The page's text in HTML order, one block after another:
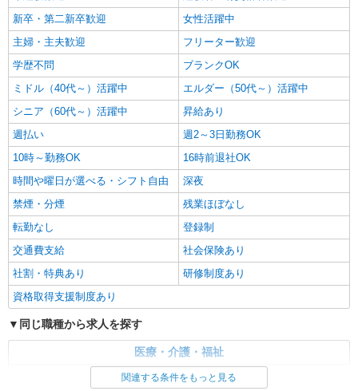
新卒・第二新卒歓迎
女性活躍中
主婦・主夫歓迎
フリーター歓迎
学歴不問
ブランクOK
ミドル（40代～）活躍中
エルダー（50代～）活躍中
シニア（60代～）活躍中
昇給あり
週払い
週2～3日勤務OK
10時～勤務OK
16時前退社OK
時間や曜日が選べる・シフト自由
深夜
禁煙・分煙
残業ほぼなし
転勤なし
登録制
交通費支給
社会保険あり
社割・特典あり
研修制度あり
資格取得支援制度あり
同じ職種から求人を探す
医療・介護・福祉
看護師・保健師・看護助手・助産師
関連する条件をもっと見る